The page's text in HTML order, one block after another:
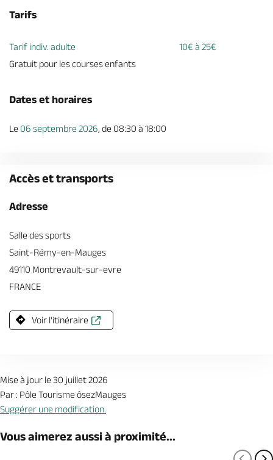
Tarifs
Tarif indiv. adulte
10€ à 25€
Gratuit pour les courses enfants
Dates et horaires
Le 06 septembre 2026, de 08:30 à 18:00
Accès et transports
Adresse
Salle des sports
Saint-Rémy-en-Mauges
49110 Montrevault-sur-evre
FRANCE
Voir l'itinéraire
Mise à jour le 30 juillet 2026
Par : Pôle Tourisme ôsezMauges
Suggérer une modification.
Vous aimerez aussi à proximité...